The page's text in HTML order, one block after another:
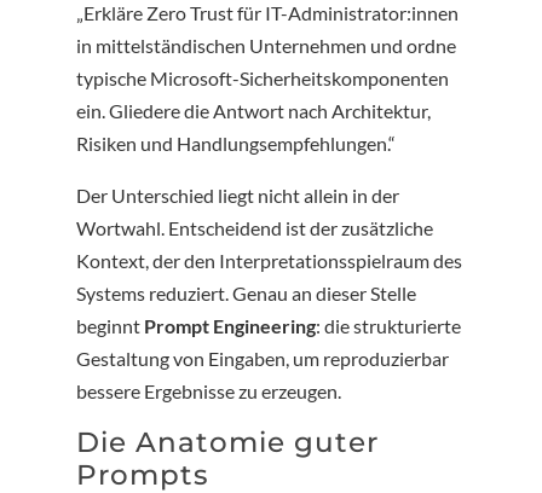
„Erkläre Zero Trust für IT-Administrator:innen
in mittelständischen Unternehmen und ordne
typische Microsoft-Sicherheitskomponenten
ein. Gliedere die Antwort nach Architektur,
Risiken und Handlungsempfehlungen.“
Der Unterschied liegt nicht allein in der
Wortwahl. Entscheidend ist der zusätzliche
Kontext, der den Interpretationsspielraum des
Systems reduziert. Genau an dieser Stelle
beginnt Prompt Engineering: die strukturierte
Gestaltung von Eingaben, um reproduzierbar
bessere Ergebnisse zu erzeugen.
Die Anatomie guter
Prompts